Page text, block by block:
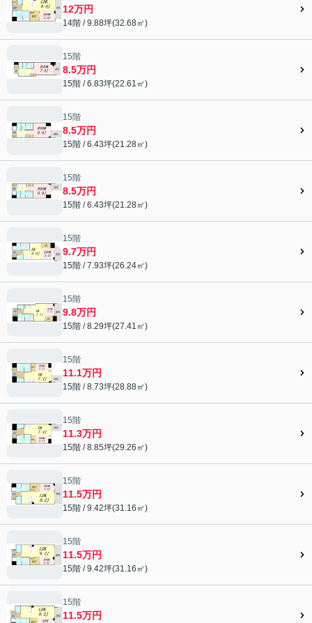
12万円
14階 / 9.88坪(32.68㎡)
15階
8.5万円
15階 / 6.83坪(22.61㎡)
15階
8.5万円
15階 / 6.43坪(21.28㎡)
15階
8.5万円
15階 / 6.43坪(21.28㎡)
15階
9.7万円
15階 / 7.93坪(26.24㎡)
15階
9.8万円
15階 / 8.29坪(27.41㎡)
15階
11.1万円
15階 / 8.73坪(28.88㎡)
15階
11.3万円
15階 / 8.85坪(29.26㎡)
15階
11.5万円
15階 / 9.42坪(31.16㎡)
15階
11.5万円
15階 / 9.42坪(31.16㎡)
15階
11.5万円